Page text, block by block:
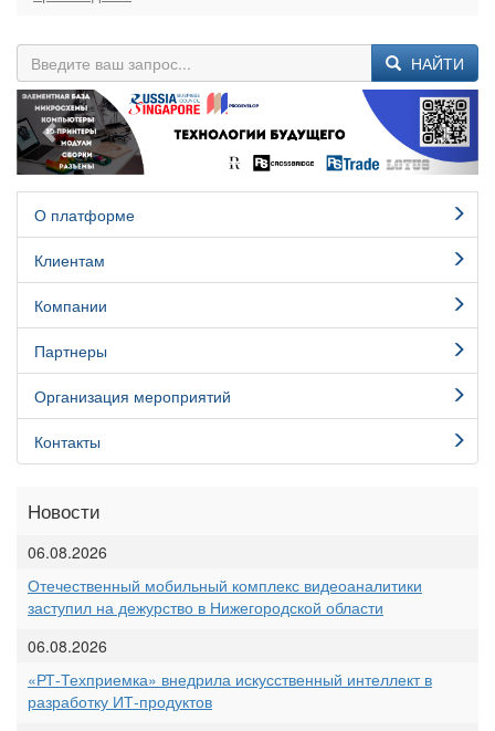
НАЙТИ
Previous Next
О платформе
Клиентам
Компании
Партнеры
Организация мероприятий
Контакты
Новости
06.08.2026
Отечественный мобильный комплекс видеоаналитики
заступил на дежурство в Нижегородской области
06.08.2026
«РТ-Техприемка» внедрила искусственный интеллект в
разработку ИТ-продуктов